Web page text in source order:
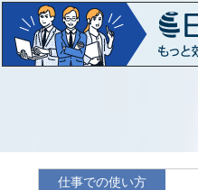
など20業界の内容を刷新
「東洋経済海外進出企業情
収録
「日経POS情報マーケット
績の市場動向を速報
仕事での使い方